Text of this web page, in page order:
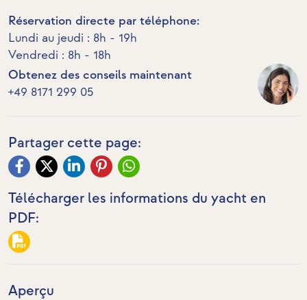
Réservation directe par téléphone:
Lundi au jeudi : 8h - 19h
Vendredi : 8h - 18h
Obtenez des conseils maintenant
+49 8171 299 05
Partager cette page:
Télécharger les informations du yacht en
PDF:
Aperçu